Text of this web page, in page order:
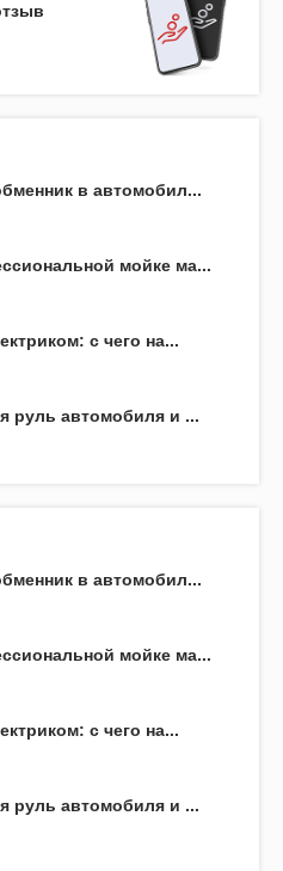
в автомобил...
мойке ма...
с чего на...
руль автомобиля и ...
в автомобил...
мойке ма...
с чего на...
руль автомобиля и ...